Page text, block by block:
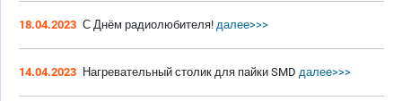
18.04.2023 С Днём радиолюбителя! далее>>>
14.04.2023 Нагревательный столик для пайки SMD далее>>>